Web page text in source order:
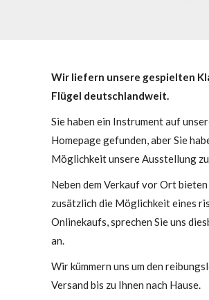
Wir liefern unsere gespielten
Flügel deutschlandweit.
Sie haben ein Instrument auf
Homepage gefunden, aber Sie
Möglichkeit unsere Ausstellung zu
Neben dem Verkauf vor Ort
zusätzlich die Möglichkeit eines
Onlinekaufs, sprechen Sie uns
an.
Wir kümmern uns um den
Versand bis zu Ihnen nach Hause.